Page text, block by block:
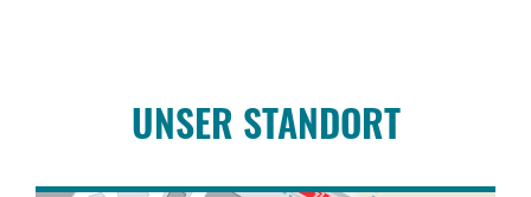
UNSER STANDORT